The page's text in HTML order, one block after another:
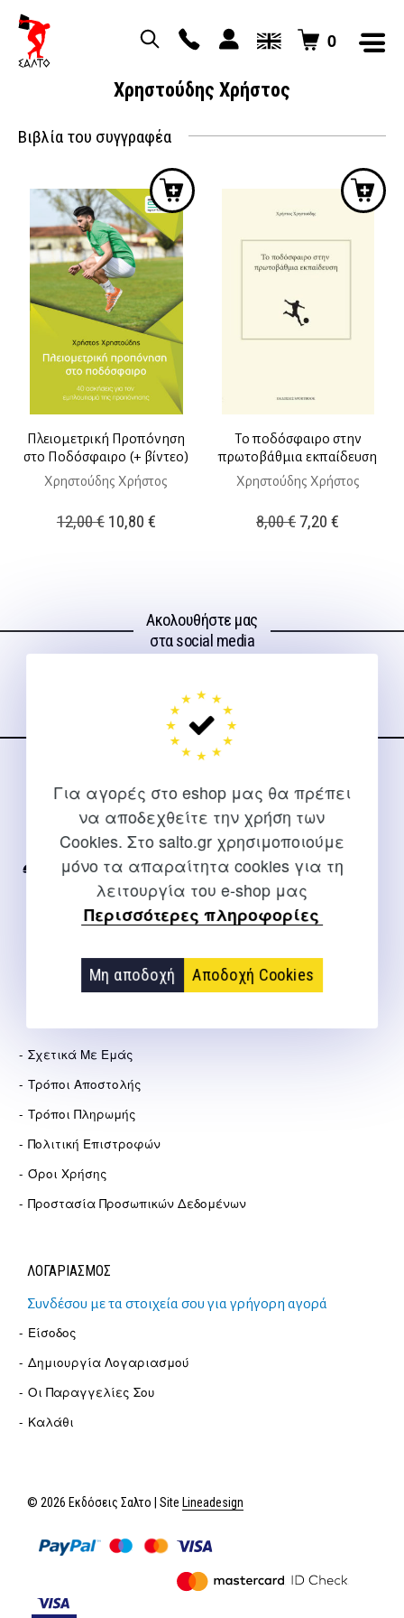
Για αγορές στο eshop μας θα πρέπει
να αποδεχθείτε την χρήση των
Cookies. Στο salto.gr χρησιμοποιούμε
μόνο τα απαραίτητα cookies για τη
λειτουργία του e-shop μας
Περισσότερες πληροφορίες
Μη αποδοχή Αποδοχή Cookies
0
Χρηστούδης Χρήστος
Βιβλία του συγγραφέα
Πλειομετρική Προπόνηση
στο Ποδόσφαιρο (+ βίντεο)
Χρηστούδης Χρήστος
12,00€ Original
10,80 €Η
10,80 €.
Το ποδόσφαιρο στην
πρωτοβάθμια εκπαίδευση
Χρηστούδης Χρήστος
8,00€ Original
7,20€
Ακολουθήστε μας
στα social media
ΕΠΙΚΟΙΝΩΝΊΑ
Για διευκρινίσεις και υποστήριξη παραγγελιών μέσω του
Internet
2310 267108
info@salto.gr
Σχετικά Με Εμάς
Τρόποι Αποστολής
Τρόποι Πληρωμής
Πολιτική Επιστροφών
Όροι Χρήσης
Προστασία Προσωπικών Δεδομένων
ΛΟΓΑΡΙΑΣΜΟΣ
Συνδέσου με τα στοιχεία σου για γρήγορη αγορά
Είσοδος
Δημιουργία Λογαριασμού
Οι Παραγγελίες Σου
Καλάθι
© 2026 Εκδόσεις Σαλτο | Site Lineadesign